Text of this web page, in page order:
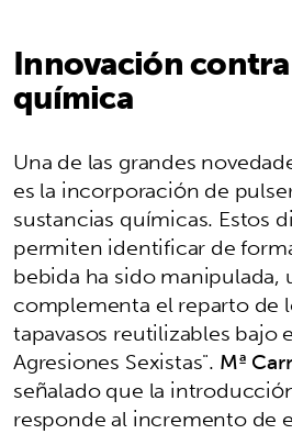
Innovación
química
Una de las grandes
es la incorporación de
sustancias químicas. Estos
permiten identificar de
bebida ha sido manipulada,
complementa el reparto de
tapavasos reutilizables bajo
Agresiones Sexistas". Mª
señalado que la
responde al incremento de